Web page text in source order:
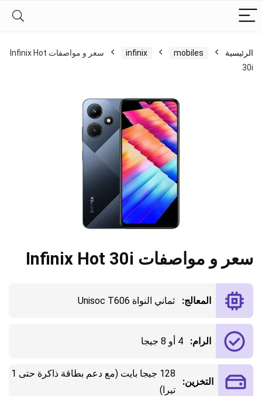
الرئيسية mobiles
infinix
سعر و مواصفات Infinix Hot
30i
سعر و مواصفات Infinix Hot 30i
المعالج: ثماني النواة Unisoc T606
الرام: 4 أو 8 جيجا
التخزين:
128 جيجا بايت (مع دعم بطاقة ذاكرة حتى 1
تيرا)